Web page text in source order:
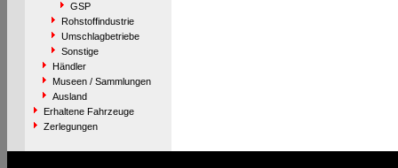
GSP
Rohstoffindustrie
Umschlagbetriebe
Sonstige
Händler
Museen / Sammlungen
Ausland
Erhaltene Fahrzeuge
Zerlegungen